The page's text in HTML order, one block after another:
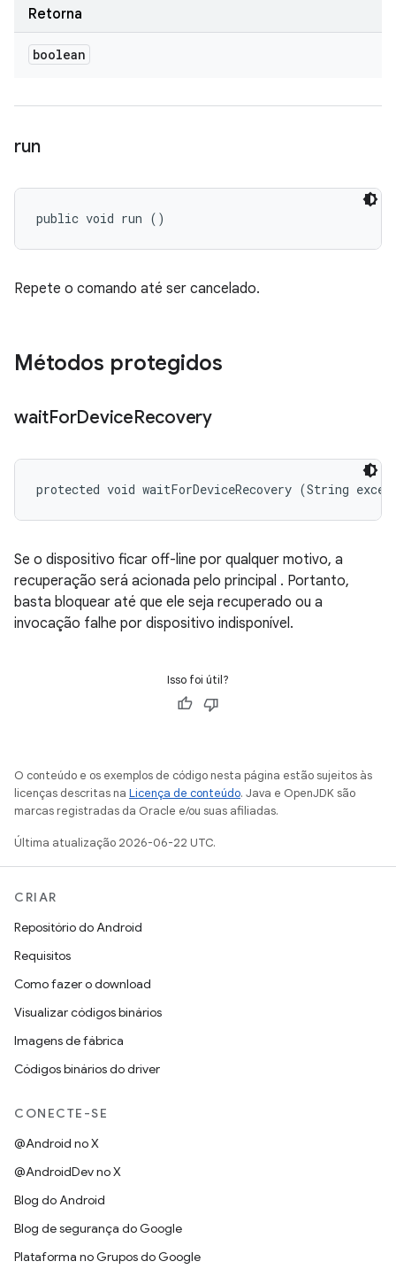
Retorna
boolean
run
public void run ()
Repete o comando até ser cancelado.
Métodos protegidos
waitForDeviceRecovery
protected void waitForDeviceRecovery (String
Se o dispositivo ficar off-line por qualquer motivo, a
recuperação será acionada pelo principal . Portanto,
basta bloquear até que ele seja recuperado ou a
invocação falhe por dispositivo indisponível.
Isso foi útil?
O conteúdo e os exemplos de código nesta página estão sujeitos às
licenças descritas na Licença de conteúdo. Java e OpenJDK são
marcas registradas da Oracle e/ou suas afiliadas.
Última atualização 2026-06-22 UTC.
CRIAR
Repositório do Android
Requisitos
Como fazer o download
Visualizar códigos binários
Imagens de fábrica
Códigos binários do driver
CONECTE-SE
@Android no X
@AndroidDev no X
Blog do Android
Blog de segurança do Google
Plataforma no Grupos do Google